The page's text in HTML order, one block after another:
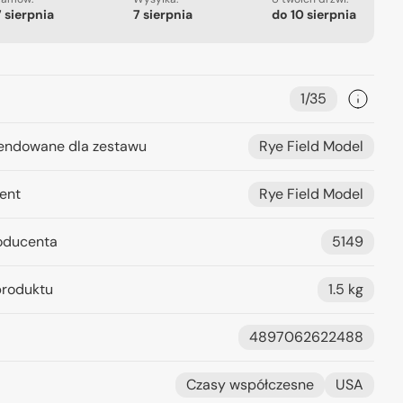
sierpnia 7 sierpnia do 10 sierpnia
1/35
dla zestawu Rye Field Model
Rye Field Model
5149
1.5 kg
4897062622488
Czasy współczesne USA